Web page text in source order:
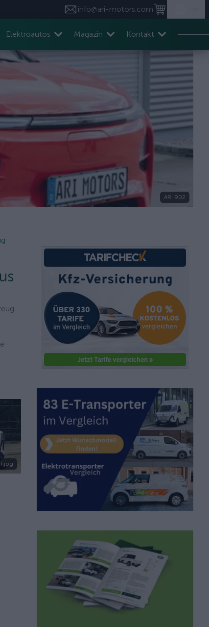
info@ari-motors.com
Elektroautos Magazin Kontakt
ARI 902